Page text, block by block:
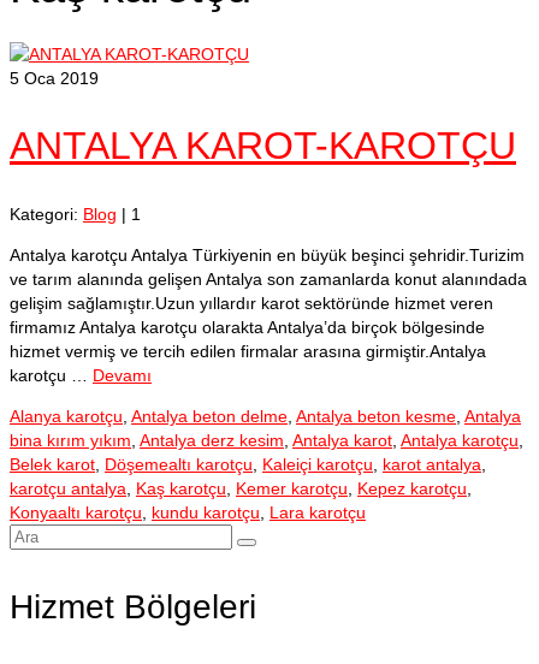
5 Oca 2019
ANTALYA KAROT-KAROTÇU
Kategori: Blog | 1
Antalya karotçu Antalya Türkiyenin en büyük beşinci şehridir.Turizim
ve tarım alanında gelişen Antalya son zamanlarda konut alanındada
gelişim sağlamıştır.Uzun yıllardır karot sektöründe hizmet veren
firmamız Antalya karotçu olarakta Antalya’da birçok bölgesinde
hizmet vermiş ve tercih edilen firmalar arasına girmiştir.Antalya
karotçu … Devamı
Alanya karotçu Antalya beton delme Antalya beton kesme Antalya
bina kırım yıkım Antalya derz kesim Antalya karot Antalya karotçu
Belek karot Döşemealtı karotçu Kaleiçi karotçu karot antalya
karotçu antalya
Kaş karotçu Kemer karotçu Kepez karotçu
Konyaaltı karotçu
kundu karotçu
Lara karotçu
Şunu
Hizmet Bölgeleri